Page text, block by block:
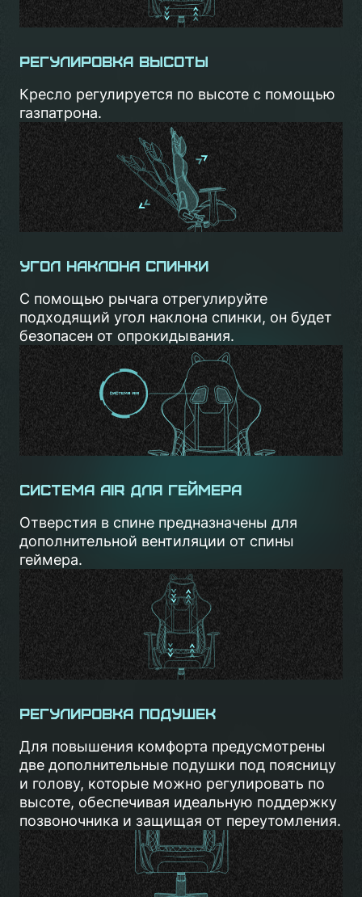
Регулировка высоты
Кресло регулируется по высоте с помощью
газпатрона.
Угол наклона спинки
С помощью рычага отрегулируйте
подходящий угол наклона спинки, он будет
безопасен от опрокидывания.
Система AIR для геймера
Отверстия в спине предназначены для
дополнительной вентиляции от спины
геймера.
Регулировка подушек
Для повышения комфорта предусмотрены
две дополнительные подушки под поясницу
и голову, которые можно регулировать по
высоте, обеспечивая идеальную поддержку
позвоночника и защищая от переутомления.